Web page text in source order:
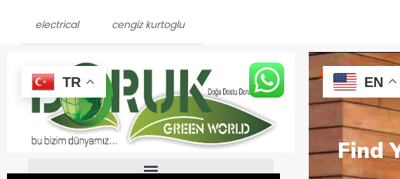
electrical cengiz kurtoglu